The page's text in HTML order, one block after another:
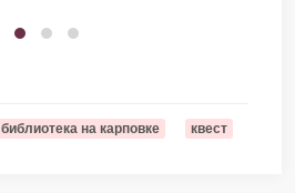
библиотека на карповке квест